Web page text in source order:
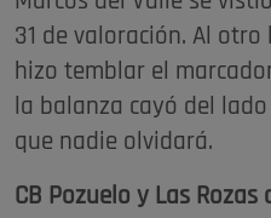
31 de valoración. Al
hizo temblar el
la balanza cayó del
que nadie olvidará.
CB Pozuelo y Las